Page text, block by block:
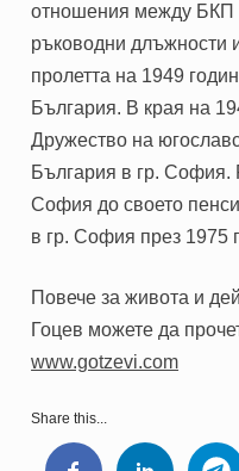
отношения между БКП
ръководни длъжности
пролетта на 1949
България. В края на
Дружество на
България в гр. София.
София до своето
в гр. София през 1975
Повече за живота и
Гоцев можете да
www.gotzevi.com
Share this...